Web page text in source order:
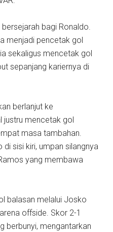
bagi Ronaldo.
menjadi pencetak gol
sekaligus mencetak gol
sepanjang kariernya di
berlanjut ke
justru mencetak gol
masa tambahan.
sisi kiri, umpan silangnya
yang membawa
balasan melalui Josko
offside. Skor 2-1
berbunyi, mengantarkan